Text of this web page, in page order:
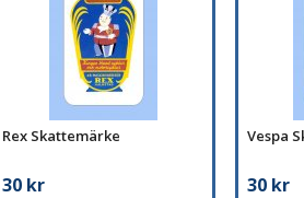
Rex Skattemärke
30 kr
Vespa
30 kr